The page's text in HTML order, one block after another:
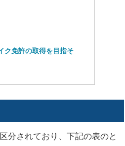
ク免許の取得を目指そ
分されており、下記の表のと